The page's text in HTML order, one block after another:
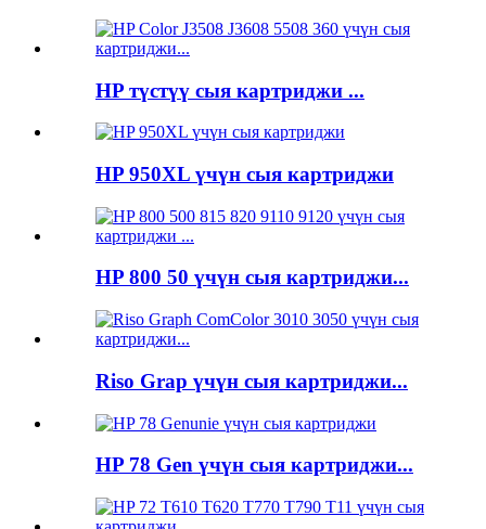
HP түстүү сыя картриджи ...
HP 950XL үчүн сыя картриджи
HP 800 50 үчүн сыя картриджи...
Riso Grap үчүн сыя картриджи...
HP 78 Gen үчүн сыя картриджи...